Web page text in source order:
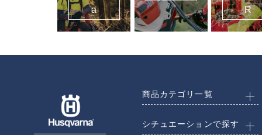
a
R
商品カテゴリ一覧
シチュエーションで探す